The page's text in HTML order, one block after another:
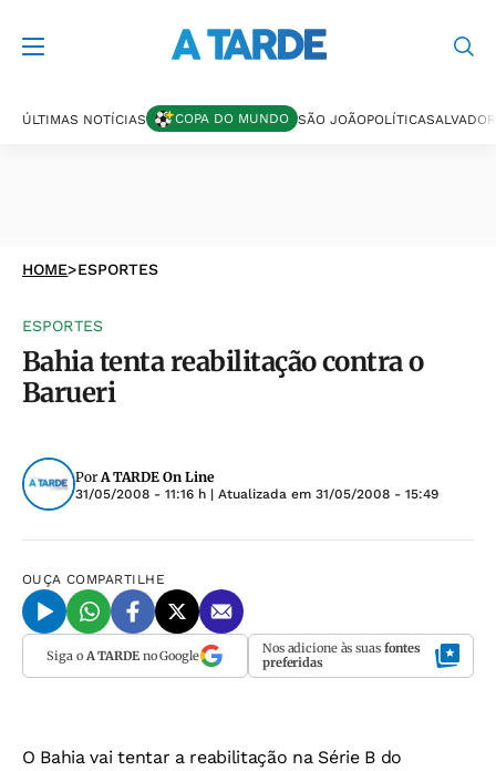
ÚLTIMAS NOTÍCIAS COPA DO MUNDO SÃO JOÃOPOLÍTICASALVADOR
HOME>ESPORTES
ESPORTES
Bahia tenta reabilitação contra o
Barueri
PorA TARDE On Line
31/05/2008 - 11:16 h | Atualizada em 31/05/2008 - 15:49
OUÇA COMPARTILHE
Siga o A TARDEno Google Nos adicione às suas fontes
preferidas
O Bahia vai tentar a reabilitação na Série B do